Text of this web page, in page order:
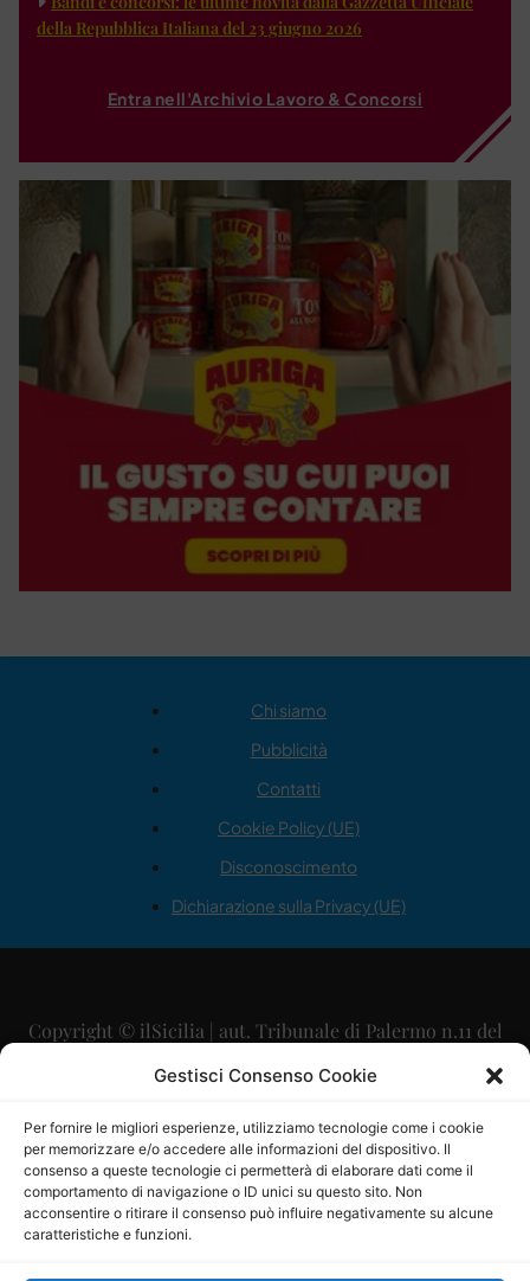
Gestisci Consenso Cookie
Per fornire le migliori esperienze, utilizziamo tecnologie come i cookie
per memorizzare e/o accedere alle informazioni del dispositivo. Il
consenso a queste tecnologie ci permetterà di elaborare dati come il
comportamento di navigazione o ID unici su questo sito. Non
acconsentire o ritirare il consenso può influire negativamente su alcune
caratteristiche e funzioni.
della Repubblica Italiana del 23 giugno 2026
Entra nell'Archivio Lavoro & Concorsi
Chi siamo
Pubblicità
Contatti
Cookie Policy (UE)
Disconoscimento
Dichiarazione sulla Privacy (UE)
Copyright © ilSicilia | aut. Tribunale di Palermo n.11 del
29/09/2015
Direttore Editoriale: Maurizio Scaglione
Direttore Responsabile: Maria Calabrese